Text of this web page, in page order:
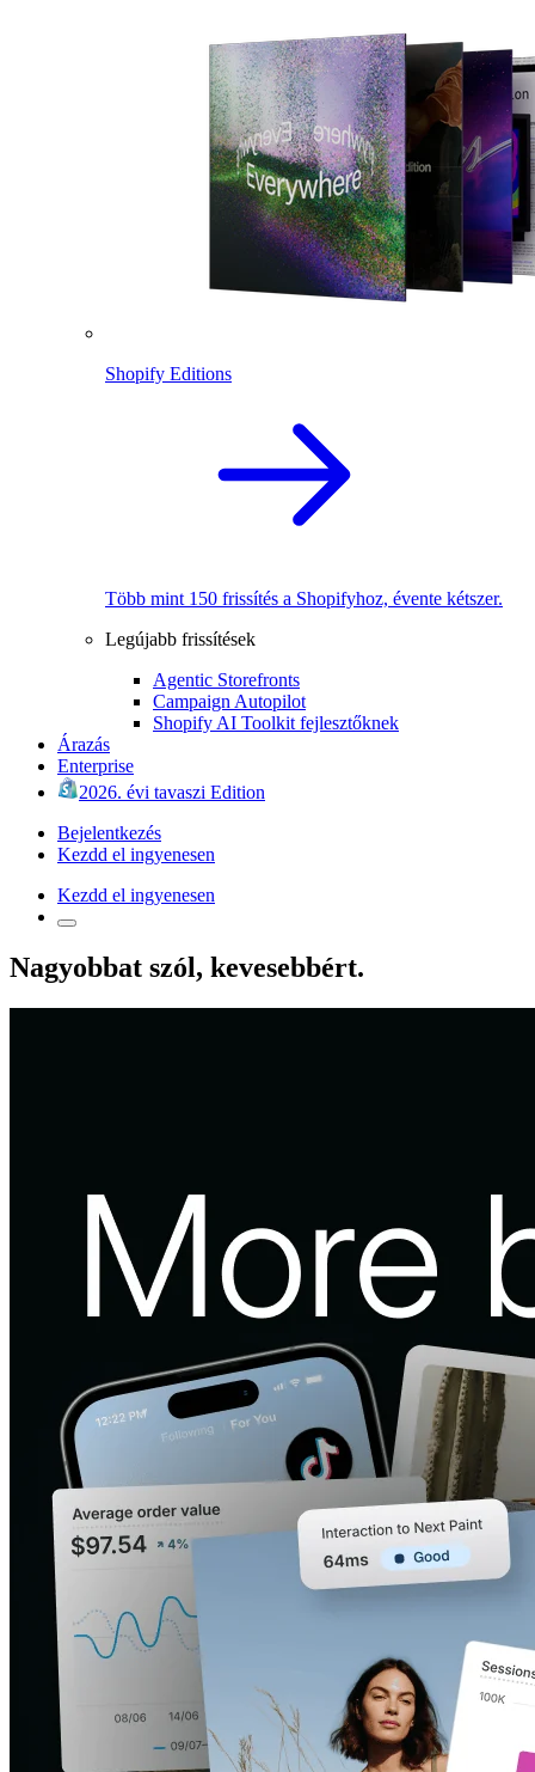
Shopify Editions
Több mint 150 frissítés a Shopifyhoz, évente kétszer.
Legújabb frissítések
Agentic Storefronts
Campaign Autopilot
Shopify AI Toolkit fejlesztőknek
Árazás
Enterprise
2026. évi tavaszi Edition
Bejelentkezés
Kezdd el ingyenesen
Kezdd el ingyenesen
Nagyobbat szól, kevesebbért.